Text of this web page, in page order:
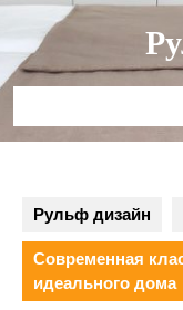
Перейти
содержимому
Рульф дизайн
Современная
идеального дома